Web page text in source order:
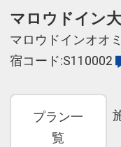
マロウドイン
マロウドインオオ
宿コード:S110002
プラン一
覧